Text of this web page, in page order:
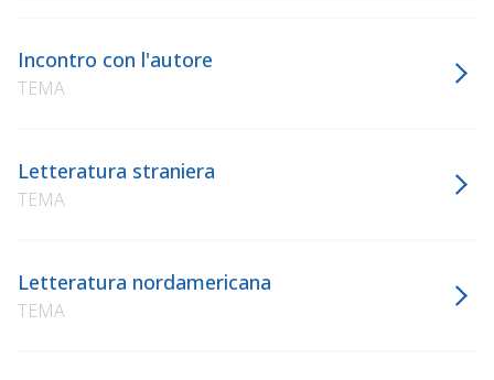
Incontro con l'autore
TEMA
Letteratura straniera
TEMA
Letteratura nordamericana
TEMA